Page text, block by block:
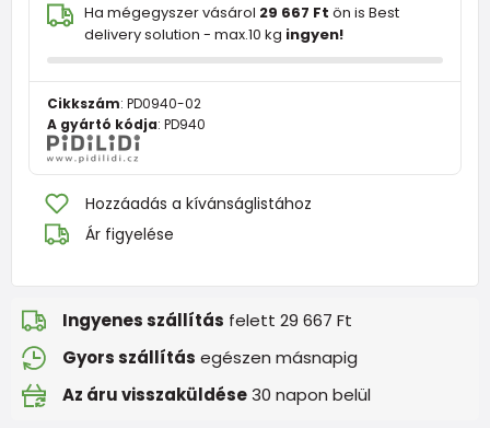
Ha mégegyszer vásárol 29 667 Ft ön is Best
delivery solution - max.10 kg ingyen!
Cikkszám: PD0940-02
A gyártó kódja: PD940
Hozzáadás a kívánságlistához
Ár figyelése
Ingyenes szállítás felett 29 667 Ft
Gyors szállítás egészen másnapig
Az áru visszaküldése30 napon belül